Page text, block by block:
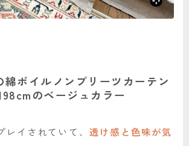
綿ボイルノンプリーツカーテン
のベージュカラー
イされていて、 透け感と色味が気